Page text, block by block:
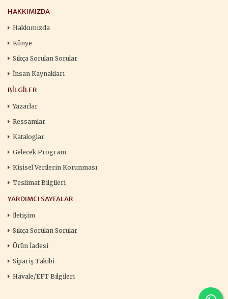
HAKKIMIZDA
Hakkımızda
Künye
Sıkça Sorulan Sorular
İnsan Kaynakları
BILGILER
Yazarlar
Ressamlar
Kataloglar
Gelecek Program
Kişisel Verilerin Korunması
Teslimat Bilgileri
YARDIMCI SAYFALAR
İletişim
Sıkça Sorulan Sorular
Ürün İadesi
Sipariş Takibi
Havale/EFT Bilgileri